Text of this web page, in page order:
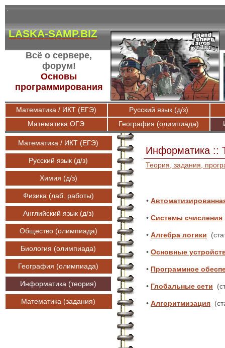
LASKA-SAMP.BIZ
Всё о сервере,
форум!
Основы
программирования
Математика / ИКТ (ЕГЭ)
Русский язык (д/з)
Математика ОГЭ
География (олимпиада)
Математика / ИКТ (ЕГЭ)
Русский язык (д/з)
Химия (д/з)
Физика (лаб. работы)
Английский язык (д/з)
Общество (олимпиада)
Биология (олимпиада)
География (олимпиада)
Информатика (теория)
Математика (задания)
Информатика ::
Теория, задания,
•
• Системы счисления
• Алгебра логики
• Основные
• Программное
• Глобальные сети
• Алгоритмизация